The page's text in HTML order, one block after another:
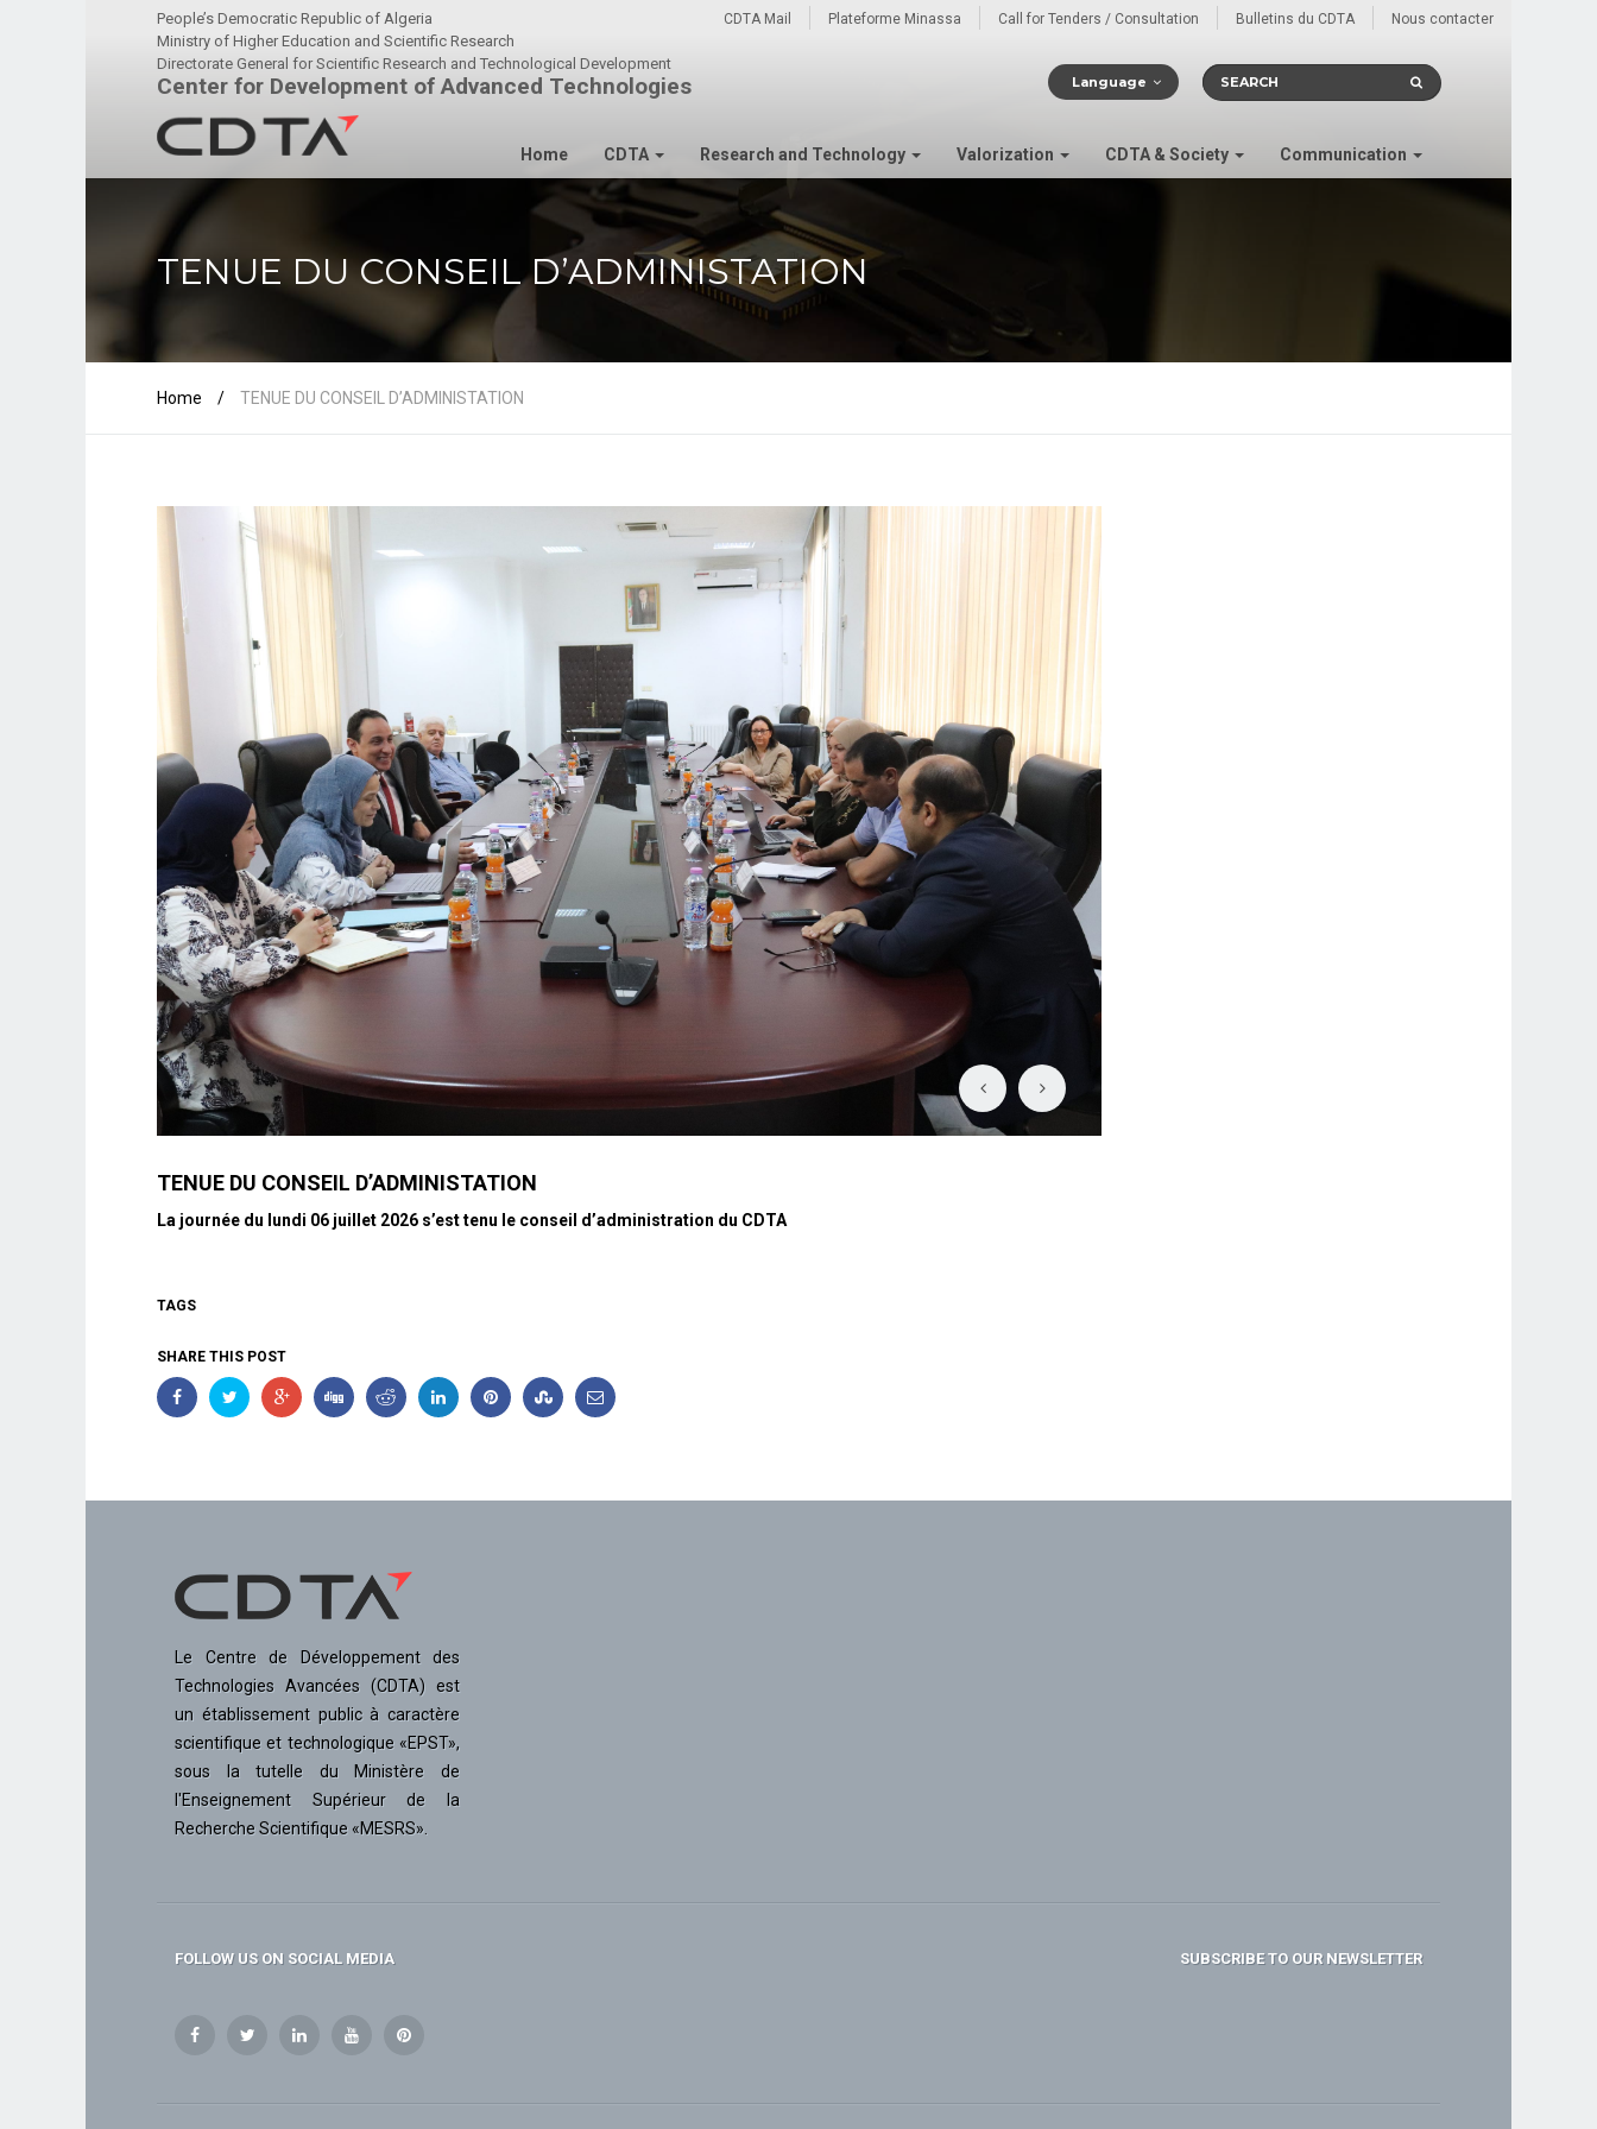
Nous contacter
Bulletins du CDTA
Call for Tenders / Consultation
Plateforme Minassa
CDTA Mail
Language
People’s Democratic Republic of Algeria
Ministry of Higher Education and Scientific Research
Directorate General for Scientific Research and Technological Development
Center for Development of Advanced Technologies
Home CDTA Research and Technology Valorization CDTA & Society Communication
TENUE DU CONSEIL D’ADMINISTATION
Home / TENUE DU CONSEIL D’ADMINISTATION
TENUE DU CONSEIL D’ADMINISTATION
La journée du lundi 06 juillet 2026 s’est tenu le conseil d’administration du CDTA
TAGS
SHARE THIS POST
Le Centre de Développement des
Technologies Avancées (CDTA) est
un établissement public à caractère
scientifique et technologique «EPST»,
sous la tutelle du Ministère de
l'Enseignement Supérieur de la
Recherche Scientifique «MESRS».
FOLLOW US ON SOCIAL MEDIA SUBSCRIBE TO OUR NEWSLETTER